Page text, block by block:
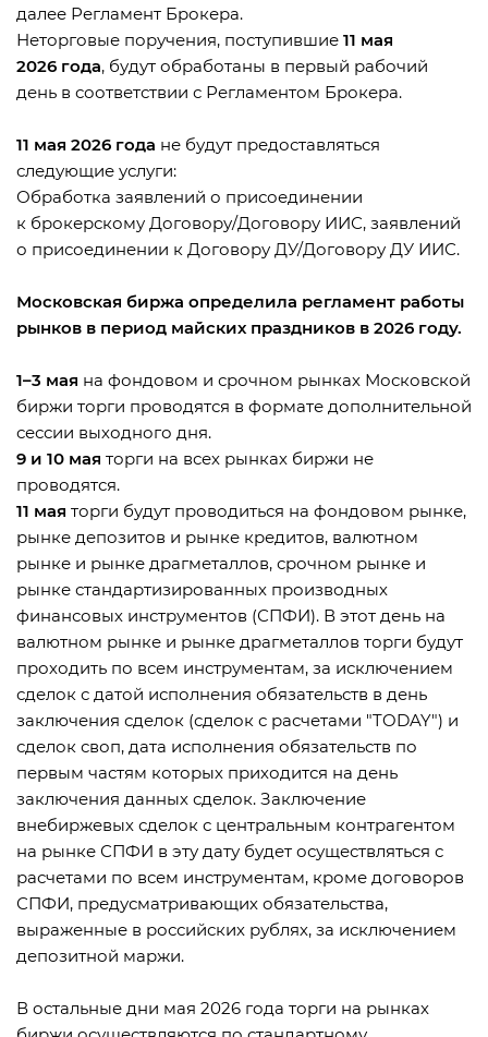
далее Регламент Брокера.
Неторговые поручения, поступившие 11 мая
2026 года, будут обработаны в первый рабочий
день в соответствии с Регламентом Брокера.
11 мая 2026 года не будут предоставляться
следующие услуги:
Обработка заявлений о присоединении
к брокерскому Договору/Договору ИИС, заявлений
о присоединении к Договору ДУ/Договору ДУ ИИС.
Московская биржа определила регламент работы
рынков в период майских праздников в 2026 году.
1–3 мая на фондовом и срочном рынках Московской
биржи торги проводятся в формате дополнительной
сессии выходного дня.
9 и 10 мая торги на всех рынках биржи не
проводятся.
11 мая торги будут проводиться на фондовом рынке,
рынке депозитов и рынке кредитов, валютном
рынке и рынке драгметаллов, срочном рынке и
рынке стандартизированных производных
финансовых инструментов (СПФИ). В этот день на
валютном рынке и рынке драгметаллов торги будут
проходить по всем инструментам, за исключением
сделок с датой исполнения обязательств в день
заключения сделок (сделок с расчетами "TODAY") и
сделок своп, дата исполнения обязательств по
первым частям которых приходится на день
заключения данных сделок. Заключение
внебиржевых сделок с центральным контрагентом
на рынке СПФИ в эту дату будет осуществляться с
расчетами по всем инструментам, кроме договоров
СПФИ, предусматривающих обязательства,
выраженные в российских рублях, за исключением
депозитной маржи.
В остальные дни мая 2026 года торги на рынках